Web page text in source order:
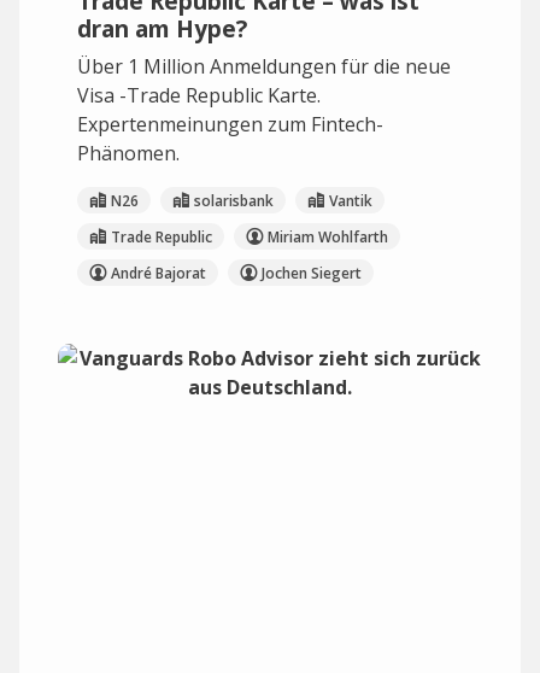
dran am Hype?
Über 1 Million Anmeldungen für die neue
Visa -Trade Republic Karte.
Expertenmeinungen zum Fintech-
Phänomen.
N26 solarisbank
Vantik
Trade Republic
Miriam Wohlfarth
André Bajorat
Jochen Siegert